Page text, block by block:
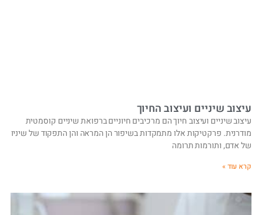
עיצוב שיניים ועיצוב החיוך
עיצוב שיניים ועיצוב חיוך הם מרכיבים חיוניים ברפואת שיניים קוסמטית
מודרנית. פרקטיקות אלו מתמקדות בשיפור הן המראה והן התפקוד של שיניו
של אדם, ותורמות תרומה
קרא עוד »